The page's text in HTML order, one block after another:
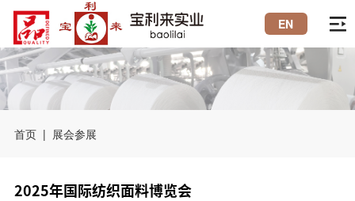
EN
首页
首页| 展会参展
2025年国际纺织面料博览会